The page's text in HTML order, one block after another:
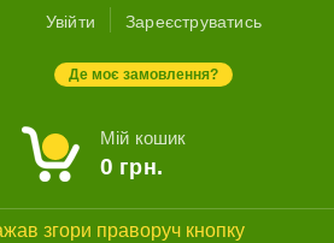
Увійти Зареєструватись
Де моє замовлення?
Мій кошик
0 грн.
згори праворуч кнопку